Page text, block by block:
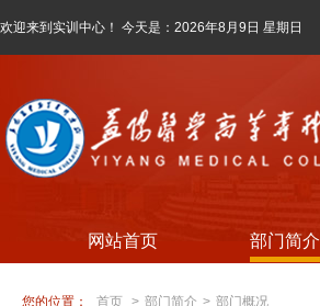
欢迎来到实训中心！ 今天是： 2026年8月9日 星期日
网站首页 部门简介
您的位置： 首页 > 部门简介 > 部门概况